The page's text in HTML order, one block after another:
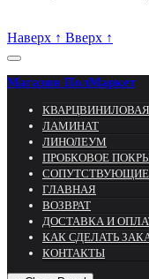
Наверх ↑ Вверх ↑
Магазин ПолМаркет
КВАРЦВИНИЛОВАЯ
ЛАМИНАТ
ЛИНОЛЕУМ
ПРОБКОВОЕ
СОПУТСТВУЮЩИЕ
ГЛАВНАЯ
ВОЗВРАТ
ДОСТАВКА И
КАК СДЕЛАТЬ
КОНТАКТЫ